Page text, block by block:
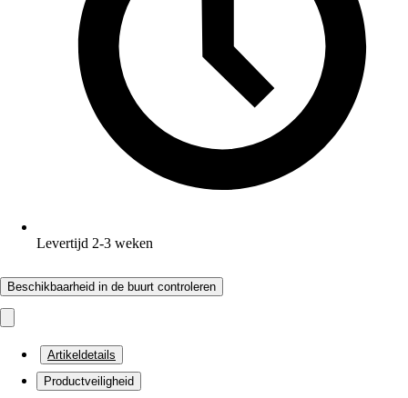
Levertijd 2-3 weken
Beschikbaarheid in de buurt controleren
Artikeldetails
Productveiligheid